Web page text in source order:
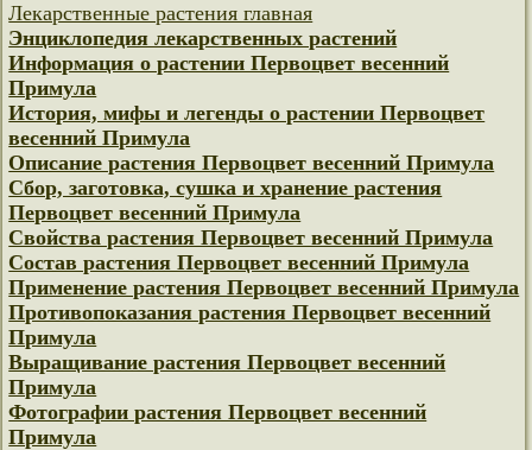
Лекарственные растения главная
Энциклопедия лекарственных растений
Информация о растении Первоцвет весенний
Примула
История, мифы и легенды о растении Первоцвет
весенний Примула
Описание растения Первоцвет весенний Примула
Сбор, заготовка, сушка и хранение растения
Первоцвет весенний Примула
Свойства растения Первоцвет весенний Примула
Состав растения Первоцвет весенний Примула
Применение растения Первоцвет весенний Примула
Противопоказания растения Первоцвет весенний
Примула
Выращивание растения Первоцвет весенний
Примула
Фотографии растения Первоцвет весенний
Примула